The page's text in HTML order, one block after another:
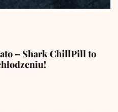
– Shark ChillPill to